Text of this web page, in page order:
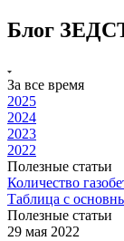
Блог
За все время
2025
2024
2023
2022
Полезные статьи
Количество
Таблица с
Полезные статьи
29 мая 2022